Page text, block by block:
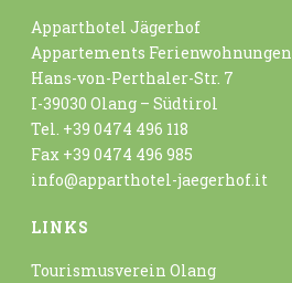
Apparthotel Jägerhof
Appartements Ferienwohnungen
Hans-von-Perthaler-Str. 7
I-39030 Olang – Südtirol
Tel. +39 0474 496 118
Fax +39 0474 496 985
info@apparthotel-jaegerhof.it
LINKS
Tourismusverein Olang